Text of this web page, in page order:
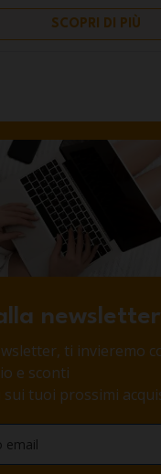
SCOPRI DI PIÙ
newsletter
ti invieremo
e sconti
tuoi prossimi